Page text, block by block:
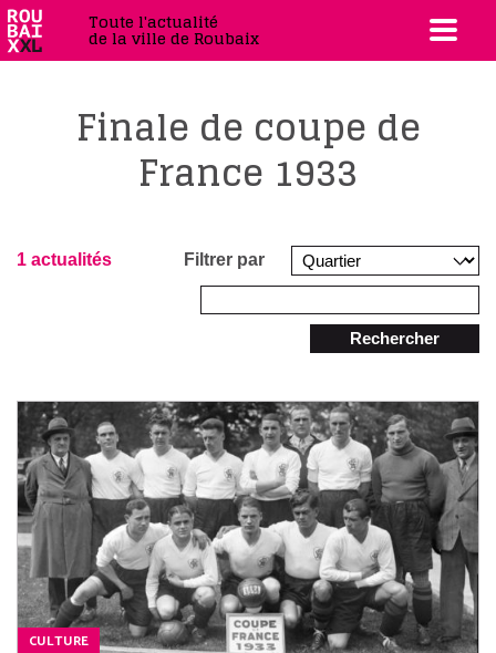
Toute l'actualité
de la ville de Roubaix
Finale de coupe de
France 1933
1 actualités Filtrer par
Rechercher
CULTURE